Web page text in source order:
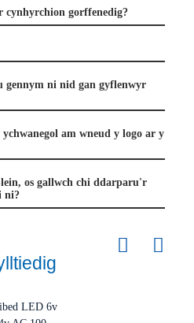
gorffenedig?
gennym ni nid gan gyflenwyr
am wneud y logo ar y
os gallwch chi ddarparu'r
ni?